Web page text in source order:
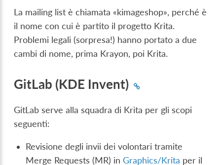
La mailing list è chiamata «kimageshop», perché è
il nome con cui è partito il progetto Krita.
Problemi legali (sorpresa!) hanno portato a due
cambi di nome, prima Krayon, poi Krita.
GitLab (KDE Invent)
GitLab serve alla squadra di Krita per gli scopi
seguenti:
Revisione degli invii dei volontari tramite
Merge Requests (MR) inGraphics/Krita per il